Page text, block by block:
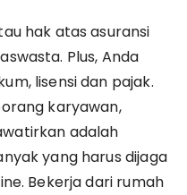
hak atas asuransi
Plus, Anda
lisensi dan pajak.
karyawan,
adalah
yang harus dijaga
Bekerja dari rumah